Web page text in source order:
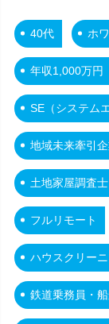
40代 ホ
年収1,000万円
SE（システム
地域未来牽引
土地家屋調査士
フルリモート
ハウスクリー
鉄道乗務員・